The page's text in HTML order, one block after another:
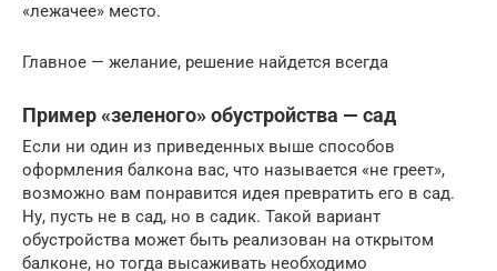
«лежачее» место.
Главное — желание, решение найдется всегда
Пример «зеленого» обустройства — сад
Если ни один из приведенных выше способов
оформления балкона вас, что называется «не греет»,
возможно вам понравится идея превратить его в сад.
Ну, пусть не в сад, но в садик. Такой вариант
обустройства может быть реализован на открытом
балконе, но тогда высаживать необходимо